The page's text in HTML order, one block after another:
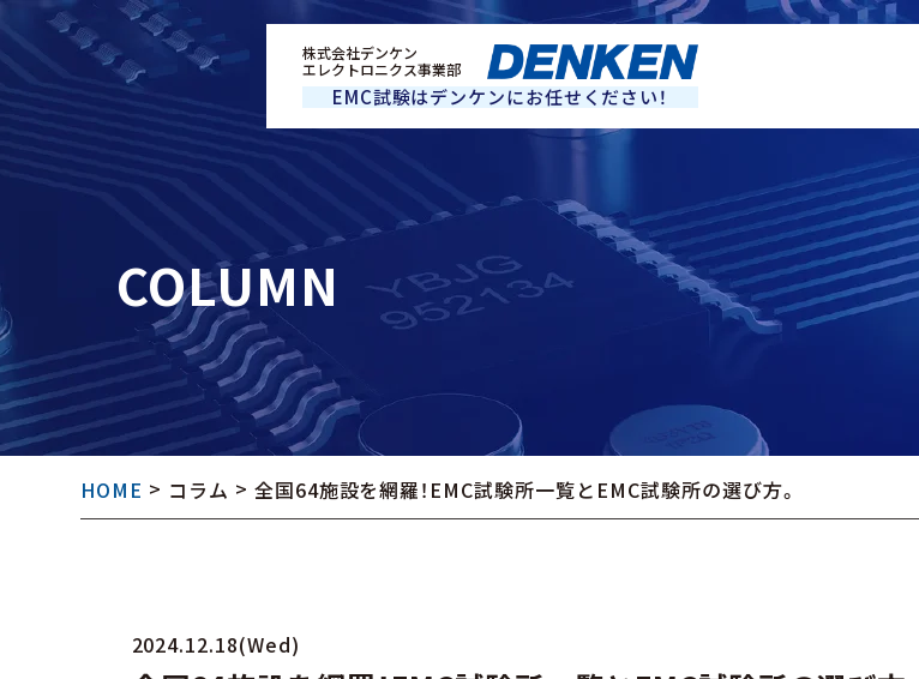
Skip
株式会社デンケン
エレクトロニクス事業部
EMC試験はデンケンにお任せください！
COLUMN
HOME > コラム > 全国64施設を網羅！EMC試験所一覧とEMC試験所の選び方。
2024.12.18(Wed)